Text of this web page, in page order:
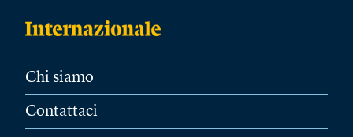
Chi siamo
Contattaci